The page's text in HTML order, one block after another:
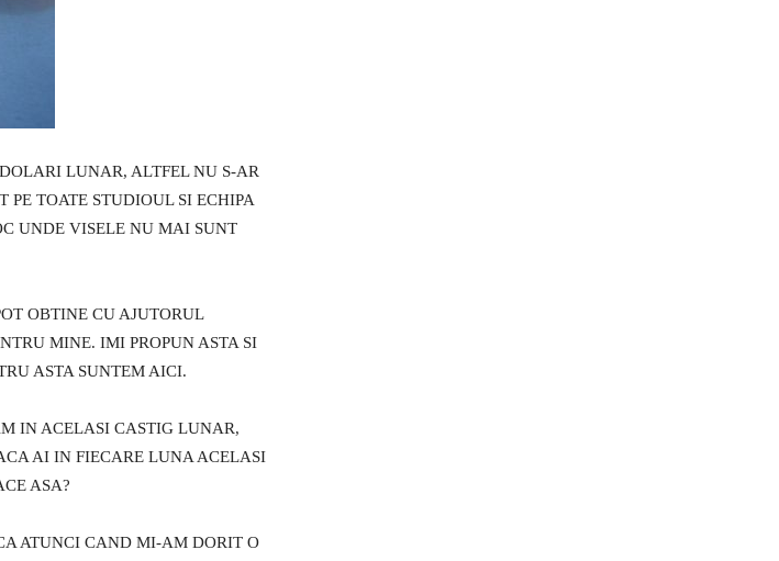
LUNAR, ALTFEL NU S-AR
PE TOATE STUDIOUL SI ECHIPA
UNDE VISELE NU MAI SUNT
OBTINE CU AJUTORUL
MINE. IMI PROPUN ASTA SI
ASTA SUNTEM AICI.
IN ACELASI CASTIG LUNAR,
AI IN FIECARE LUNA ACELASI
ASA?
ATUNCI CAND MI-AM DORIT O